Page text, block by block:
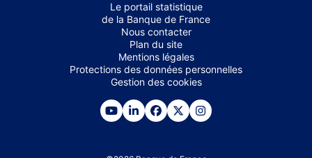
Le portail statistique
de la Banque de France
Nous contacter
Plan du site
Mentions légales
Protections des données personnelles
Gestion des cookies